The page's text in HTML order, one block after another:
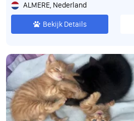
ALMERE, Nederland
Bekijk Details